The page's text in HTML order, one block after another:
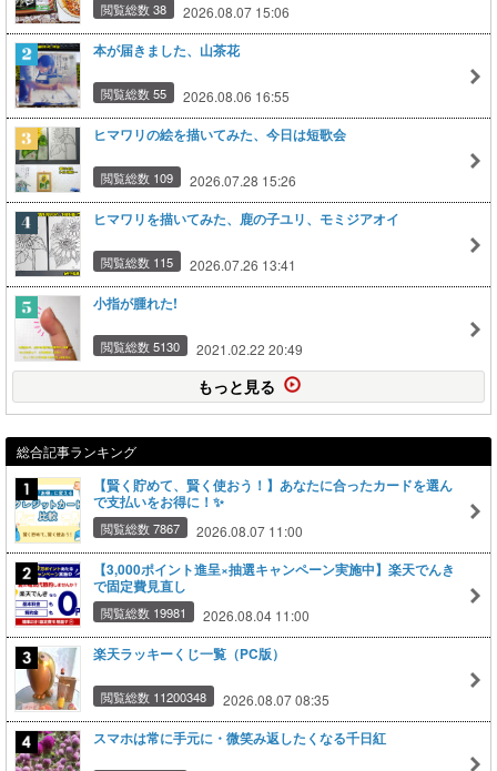
閲覧総数 38 2026.08.07 15:06
本が届きました、山茶花
閲覧総数 55 2026.08.06 16:55
ヒマワリの絵を描いてみた、今日は短歌会
閲覧総数 109 2026.07.28 15:26
ヒマワリを描いてみた、鹿の子ユリ、モミジアオイ
閲覧総数 115 2026.07.26 13:41
小指が腫れた!
閲覧総数 5130 2021.02.22 20:49
もっと見る
総合記事ランキング
【賢く貯めて、賢く使おう！】あなたに合ったカードを選ん
で支払いをお得に！✨
閲覧総数 7867 2026.08.07 11:00
【3,000ポイント進呈×抽選キャンペーン実施中】楽天でんき
で固定費見直し
閲覧総数 19981 2026.08.04 11:00
楽天ラッキーくじ一覧（PC版）
閲覧総数 11200348 2026.08.07 08:35
スマホは常に手元に・微笑み返したくなる千日紅